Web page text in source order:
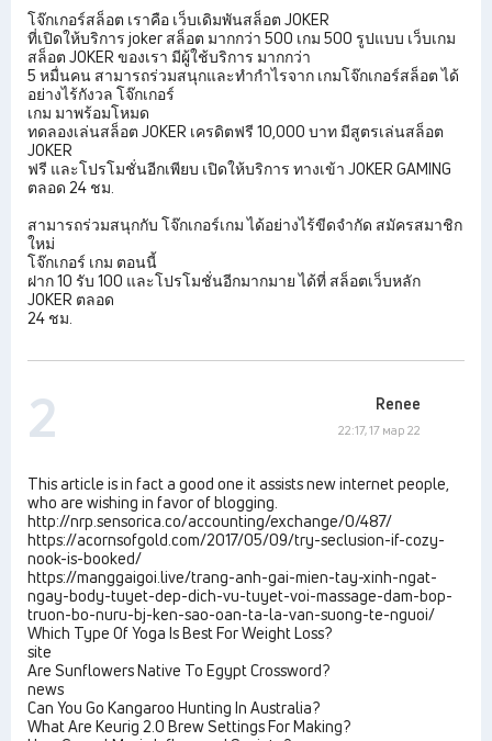
โจ๊กเกอร์สล็อต เราคือ เว็บเดิมพันสล็อต JOKER
ที่เปิดให้บริการ joker สล็อต มากกว่า 500 เกม 500 รูปแบบ เว็บเกม
สล็อต JOKER ของเรา มีผู้ใช้บริการ มากกว่า
5 หมื่นคน สามารถร่วมสนุกและทำกำไรจาก เกมโจ๊กเกอร์สล็อต ได้
อย่างไร้กังวล โจ๊กเกอร์
เกม มาพร้อมโหมด
ทดลองเล่นสล็อต JOKER เครดิตฟรี 10,000 บาท มีสูตรเล่นสล็อต
JOKER
ฟรี และโปรโมชั่นอีกเพียบ เปิดให้บริการ ทางเข้า JOKER GAMING
ตลอด 24 ชม.
สามารถร่วมสนุกกับ โจ๊กเกอร์เกม ได้อย่างไร้ขีดจำกัด สมัครสมาชิก
ใหม่
โจ๊กเกอร์ เกม ตอนนี้
ฝาก 10 รับ 100 และโปรโมชั่นอีกมากมาย ได้ที่ สล็อตเว็บหลัก
JOKER ตลอด
24 ชม.
2 Renee
22:17, 17 мар 22
This article is in fact a good one it assists new internet people,
who are wishing in favor of blogging.
http://nrp.sensorica.co/accounting/exchange/0/487/
https://acornsofgold.com/2017/05/09/try-seclusion-if-cozy-
nook-is-booked/
https://manggaigoi.live/trang-anh-gai-mien-tay-xinh-ngat-
ngay-body-tuyet-dep-dich-vu-tuyet-voi-massage-dam-bop-
truon-bo-nuru-bj-ken-sao-oan-ta-la-van-suong-te-nguoi/
Which Type Of Yoga Is Best For Weight Loss?
site
Are Sunflowers Native To Egypt Crossword?
news
Can You Go Kangaroo Hunting In Australia?
What Are Keurig 2.0 Brew Settings For Making?